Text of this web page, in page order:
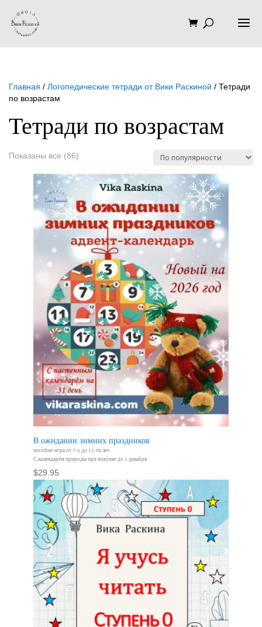
Главная / Логопедические тетради от Вики Раскиной / Тетради
по возрастам
Тетради по возрастам
Показаны все (86)
популярности
В ожидании зимних праздников
пособие-игра от 3-х до 12-ти лет
С календарём природы при покупке до 1 декабря
$29.95